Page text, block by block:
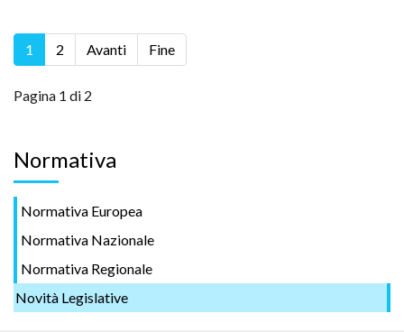
1 2 Avanti Fine
Pagina 1 di 2
Normativa
Normativa Europea
Normativa Nazionale
Normativa Regionale
Novità Legislative